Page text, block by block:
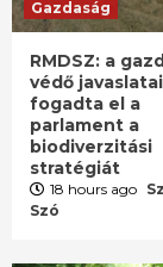
Gazdaság
RMDSZ: a
védő
fogadta el a
parlament a
biodiverzitási
stratégiát
18 hours ago
Szó